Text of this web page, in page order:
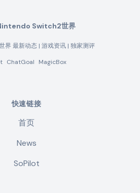
Switch2世界
界 最新动态 | 游戏资讯 | 独家测评
ChatGoal MagicBox
快速链接
首页
News
SoPilot